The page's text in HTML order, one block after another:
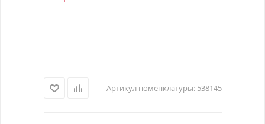
Артикул номенклатуры: 538145